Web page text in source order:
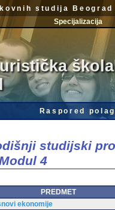
studija Beograd
Specijalizacija
Raspored
studijski
4
PREDMET
ekonomije